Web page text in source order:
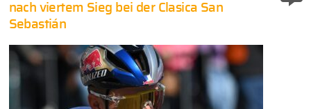
nach viertem Sieg bei der Clasica San
Sebastián